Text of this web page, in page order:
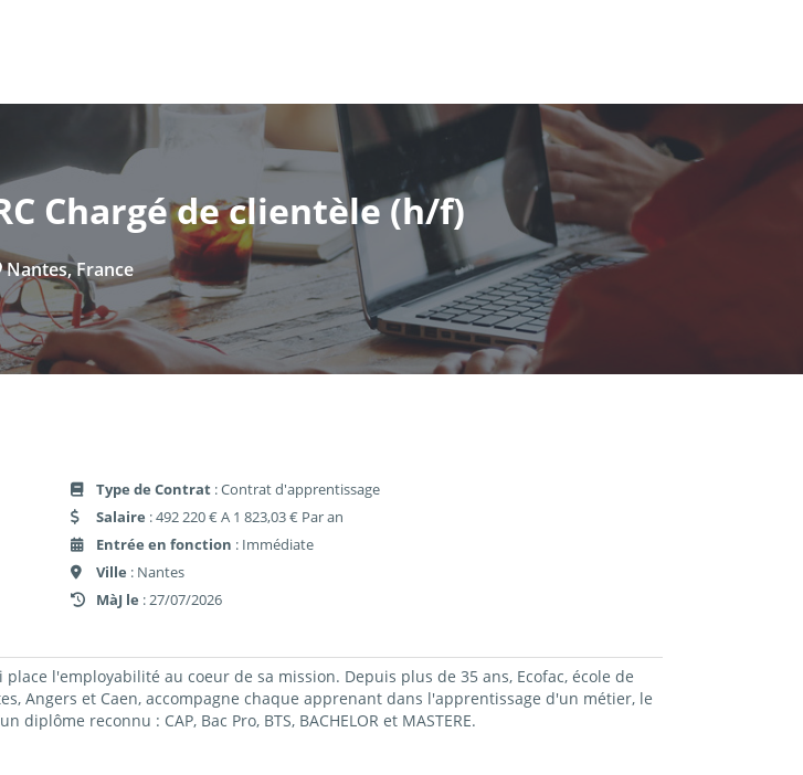
Chargé de clientèle (h/f)
Nantes, France
Type de Contrat : Contrat d'apprentissage
Salaire : 492 220 € A 1 823,03 € Par an
Entrée en fonction : Immédiate
Ville : Nantes
MàJ le : 27/07/2026
l'employabilité au coeur de sa mission. Depuis plus de 35 ans, Ecofac, école de
Angers et Caen, accompagne chaque apprenant dans l'apprentissage d'un métier, le
reconnu : CAP, Bac Pro, BTS, BACHELOR et MASTERE.